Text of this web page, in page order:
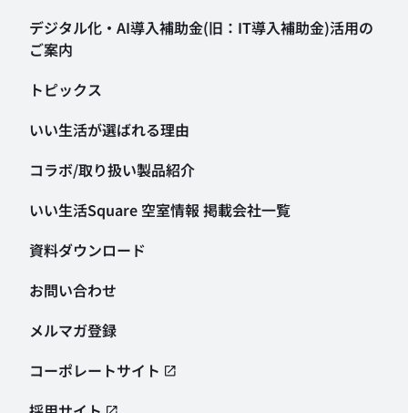
デジタル化・AI導入補助金(旧：IT導入補助金)活用の
ご案内
トピックス
いい生活が選ばれる理由
コラボ/取り扱い製品紹介
いい生活Square 空室情報掲載会社一覧
資料ダウンロード
お問い合わせ
メルマガ登録
コーポレートサイト